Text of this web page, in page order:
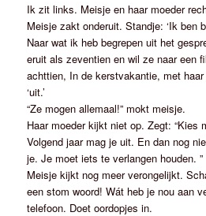
Ik zit links. Meisje en haar moeder
Meisje zakt onderuit. Standje: ‘Ik ben
Naar wat ik heb begrepen uit het
eruit als zeventien en wil ze naar een
achttien, In de kerstvakantie, met
‘uit.’
“Ze mogen allemaal!” mokt meisje.
Haar moeder kijkt niet op. Zegt: “Kies
Volgend jaar mag je uit. En dan nog
je. Je moet iets te verlangen houden. ”
Meisje kijkt nog meer verongelijkt.
een stom woord! Wát heb je nou aan
telefoon. Doet oordopjes in.